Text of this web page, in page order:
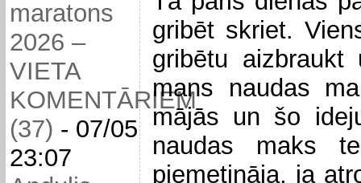
maratons
2026 –
VIETA
KOMENTĀRIEM
(37) - 07/05
23:07
gribēt skriet.
gribētu
mans naudas
mājās un šo
naudas maks
piemetināja, ja